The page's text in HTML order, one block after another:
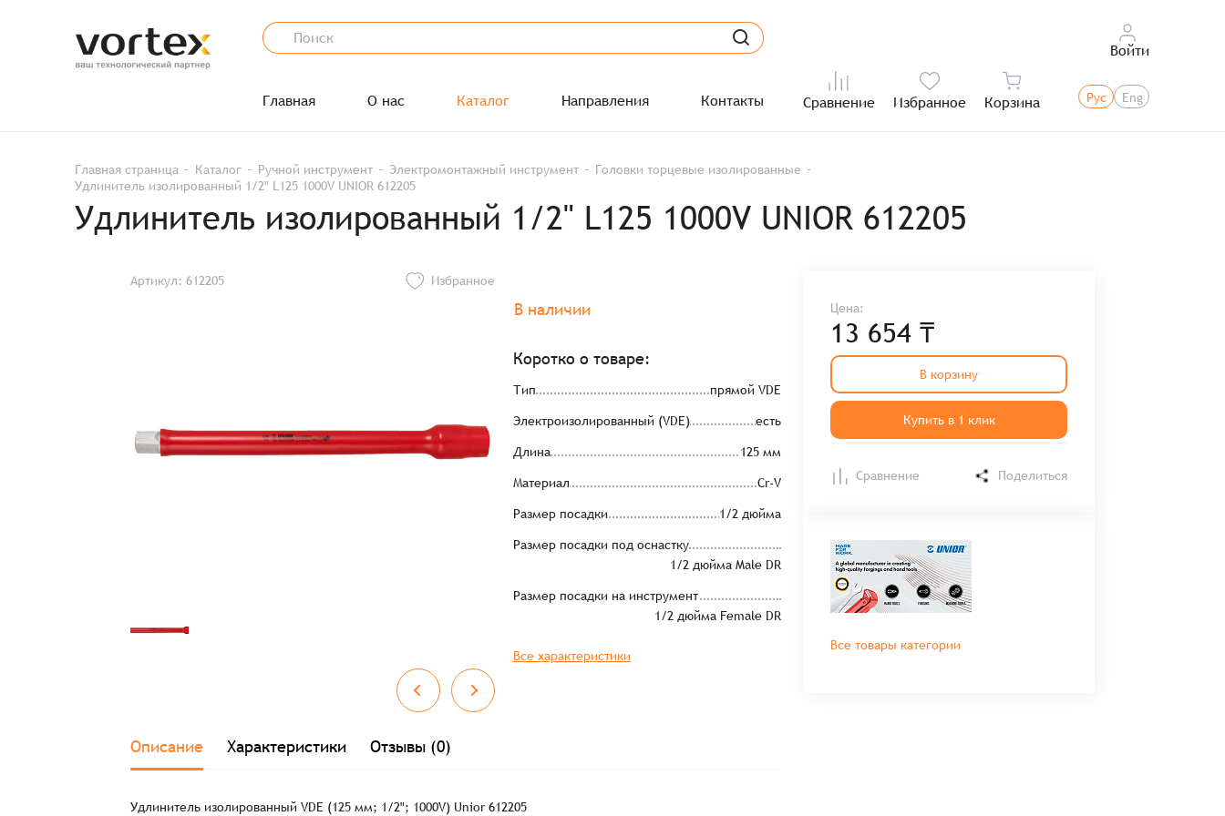
Войти
Главная О нас Каталог Направления Контакты Сравнение Избранное Корзина Рус Eng
Главная страница Каталог Ручной инструмент Электромонтажный инструмент
Головки торцевые изолированные
Удлинитель изолированный 1/2" L125 1000V UNIOR 612205
Удлинитель изолированный 1/2" L125 1000V UNIOR 612205
Артикул: 612205 Избранное
В наличии
Коротко о товаре:
Тип прямой VDE
Электроизолированный (VDE) есть
Длина 125 мм
Материал Cr-V
Размер посадки 1/2 дюйма
Размер посадки под оснастку
1/2 дюйма Male DR
Размер посадки на инструмент
1/2 дюйма Female DR
Все характеристики
Цена:
13 654 ₸
В корзину
Купить в 1 клик
Сравнение Поделиться
Все товары категории
Описание Характеристики Отзывы (0)
Удлинитель изолированный VDE (125 мм; 1/2"; 1000V) Unior 612205